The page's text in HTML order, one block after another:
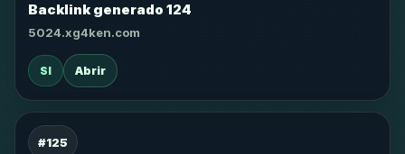
Backlink generado 124
5024.xg4ken.com
SI Abrir
#125